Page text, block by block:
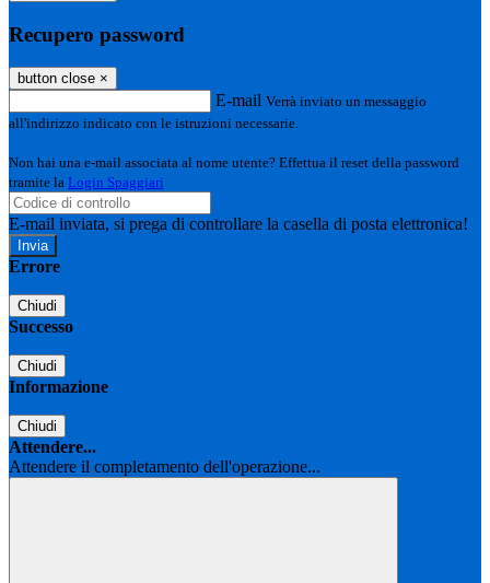
Recupero password
button close ×
E-mail Verrà inviato un messaggio
all'indirizzo indicato con le istruzioni necessarie.
Non hai una e-mail associata al nome utente? Effettua il reset della password
tramite la Login Spaggiari
E-mail inviata, si prega di controllare la casella di posta elettronica!
Errore
Chiudi
Successo
Chiudi
Informazione
Chiudi
Attendere...
Attendere il completamento dell'operazione...